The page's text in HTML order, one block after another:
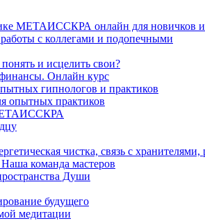
МЕТАИССКРА онлайн для новичков и
с коллегами и подопечными
и исцелить свои?
Онлайн курс
гипнологов и практиков
опытных практиков
чистка, связь с хранителями,
команда мастеров
Души
будущего
медитации